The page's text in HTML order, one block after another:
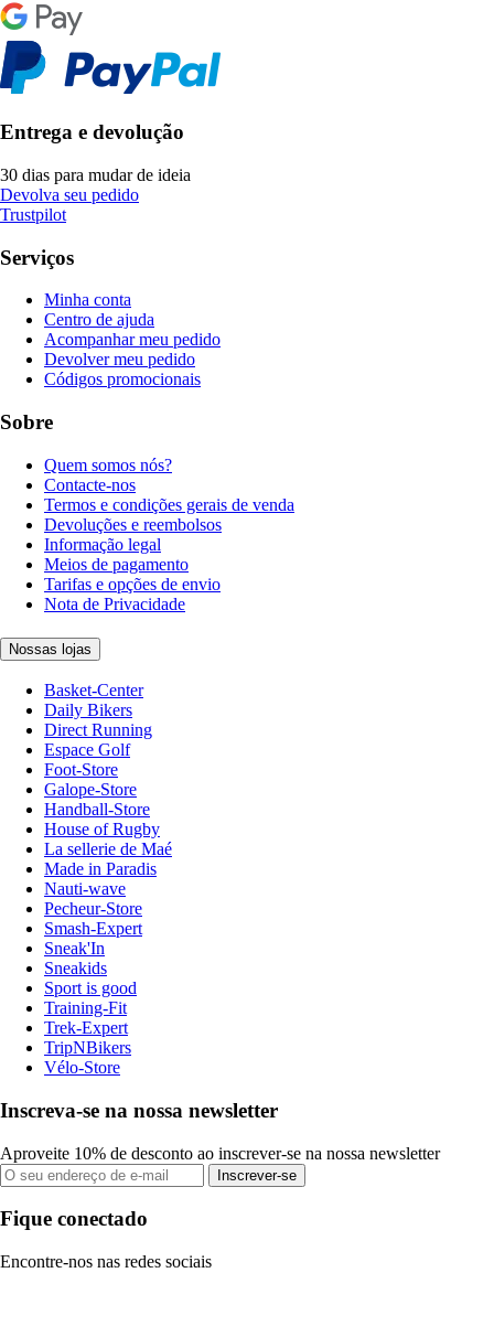
Entrega e devolução
30 dias para mudar de ideia
Devolva seu pedido
Trustpilot
Serviços
Minha conta
Centro de ajuda
Acompanhar meu pedido
Devolver meu pedido
Códigos promocionais
Sobre
Quem somos nós?
Contacte-nos
Termos e condições gerais de venda
Devoluções e reembolsos
Informação legal
Meios de pagamento
Tarifas e opções de envio
Nota de Privacidade
Nossas lojas
Basket-Center
Daily Bikers
Direct Running
Espace Golf
Foot-Store
Galope-Store
Handball-Store
House of Rugby
La sellerie de Maé
Made in Paradis
Nauti-wave
Pecheur-Store
Smash-Expert
Sneak'In
Sneakids
Sport is good
Training-Fit
Trek-Expert
TripNBikers
Vélo-Store
Inscreva-se na nossa newsletter
Aproveite 10% de desconto ao inscrever-se na nossa newsletter
Inscrever-se
Fique conectado
Encontre-nos nas redes sociais